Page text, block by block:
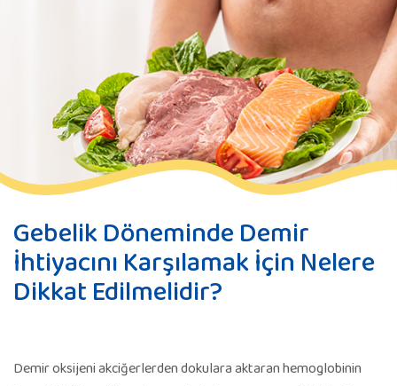
Gebelik Döneminde Demir
İhtiyacını Karşılamak İçin Nelere
Dikkat Edilmelidir?
Demir oksijeni akciğerlerden dokulara aktaran hemoglobinin